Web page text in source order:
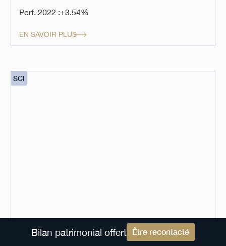
Perf. 2022 :+3.54%
EN SAVOIR PLUS
SCI
SCI Capimmo
Bilan patrimonial offert Être recontacté